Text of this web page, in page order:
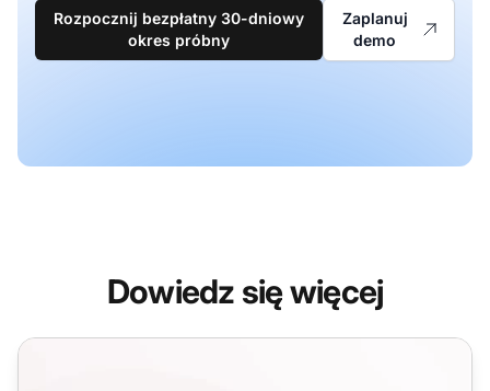
Rozpocznij bezpłatny 30-dniowy
okres próbny
Zaplanuj
demo
Dowiedz się więcej
Funkcje raportu czasu